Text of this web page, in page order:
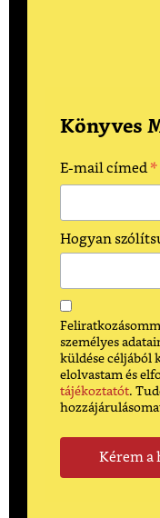
Könyves
E-mail címed*
Hogyan
személyes
küldése céljából
elolvastam és
tájékoztatót.